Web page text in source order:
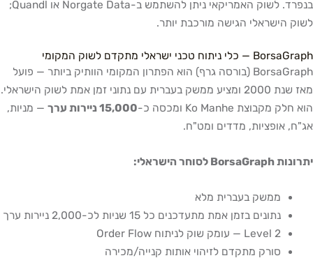
בנפרד. לשוק האמריקאי ניתן להשתמש ב-Norgate Data או Quandl;
לשוק הישראלי הגישה מורכבת יותר.
BorsaGraph — כלי ניתוח טכני ישראלי מתקדם לשוק המקומי
BorsaGraph (בורסה גרף) הוא הפתרון המקומי הוותיק ביותר — פועל
מאז שנת 2000 ומציע ממשק בעברית עם נתוני זמן אמת לשוק הישראלי.
הוא חלק מקבוצת Ko Manhe ומכסה כ-
15,000 ניירות ערך
— מניות,
אג"ח, אופציות, מדדים ומט"ח.
יתרונות BorsaGraph לסוחר הישראלי:
ממשק בעברית מלא
נתונים בזמן אמת מתעדכנים כל 15 שניות לכ-2,000 ניירות ערך
Level 2 — עומק שוק לניתוח Order Flow
סורק מתקדם לזיהוי אותות קנייה/מכירה